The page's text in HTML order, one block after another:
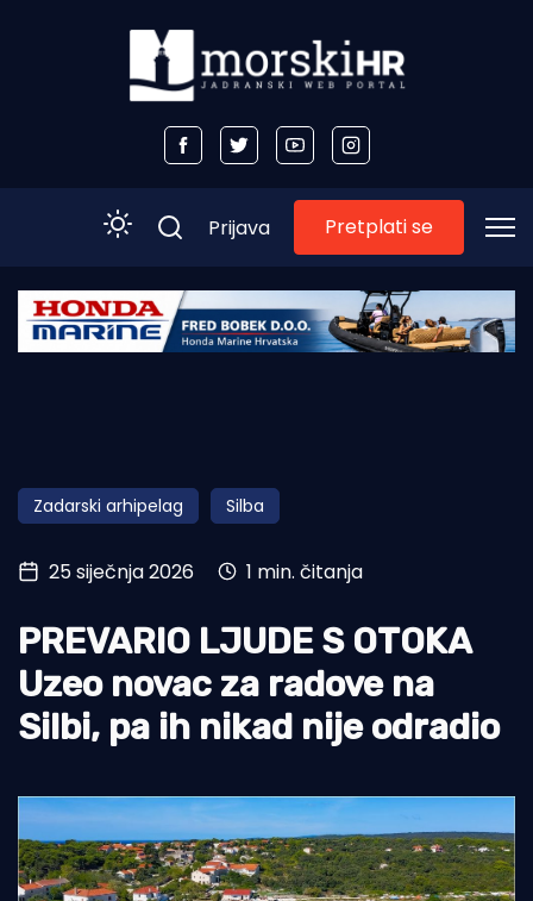
Početna
Obala
Otoci
Turizam i nautika
Pomorstvo
Ribolov
Ekologija
Prijava Pretplati se
Zadarski arhipelag Silba
25 siječnja 2026 1 min. čitanja
PREVARIO LJUDE S OTOKA
Uzeo novac za radove na
Silbi, pa ih nikad nije odradio